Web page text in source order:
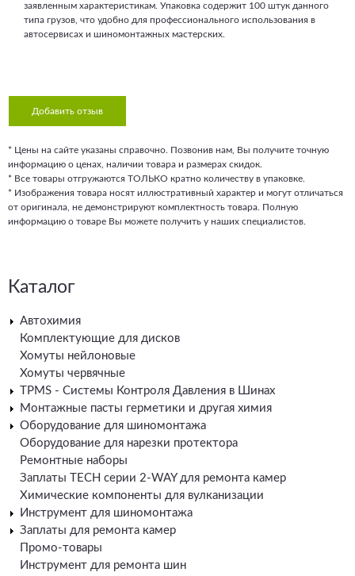
заявленным характеристикам. Упаковка содержит 100 штук данного
типа грузов, что удобно для профессионального использования в
автосервисах и шиномонтажных мастерских.
Добавить отзыв
* Цены на сайте указаны справочно. Позвонив нам, Вы получите точную
информацию о ценах, наличии товара и размерах скидок.
* Все товары отгружаются ТОЛЬКО кратно количеству в упаковке.
* Изображения товара носят иллюстративный характер и могут отличаться
от оригинала, не демонстрируют комплектность товара. Полную
информацию о товаре Вы можете получить у наших специалистов.
Каталог
Автохимия
Комплектующие для дисков
Хомуты нейлоновые
Хомуты червячные
TPMS - Системы Контроля Давления в Шинах
Монтажные пасты герметики и другая химия
Оборудование для шиномонтажа
Оборудование для нарезки протектора
Ремонтные наборы
Заплаты TECH серии 2-WAY для ремонта камер
Химические компоненты для вулканизации
Инструмент для шиномонтажа
Заплаты для ремонта камер
Промо-товары
Инструмент для ремонта шин